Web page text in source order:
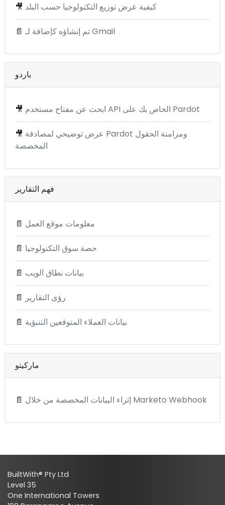
🎥 كيفية عرض توزيع التكنولوجيا حسب البلد
📄 تم إنشاؤه كإضافة لـ Gmail
باردو
🎥 ابحث عن مفتاح مستخدم API الخاص بك على Pardot
🎥 عرض توضيحي لمصادقة Pardot ومزامنة الحقول
المخصصة
فهم التقارير
📄 معلومات موقع العمل
📄 حصة سوق التكنولوجيا
📄 بيانات نطاق الويب
📄 رؤى التقارير
📄 بيانات العملاء المتوقعين التنبؤية
ماركيتو
📄 إثراء البيانات المخصصة من خلال Marketo Webhook
BuiltWith® Pty Ltd
Level 35
One International Towers